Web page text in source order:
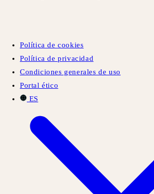
Política de cookies
Política de privacidad
Condiciones generales de uso
Portal ético
ES